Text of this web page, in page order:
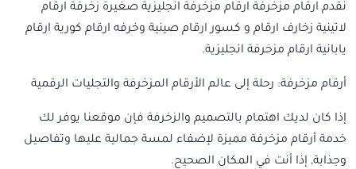
نقدم ارقام مزخرفة ارقام مزخرفة انجليزية صغيرة زخرفة ارقام
لاتينية زخارف ارقام و كسور ارقام صينية وخرفه ارقام كورية ارقام
يابانية ارقام مزخرفة انجليزية.
أرقام مزخرفة: رحلة إلى عالم الأرقام المزخرفة والتجليات الرقمية
إذا كان لديك اهتمام بالتصميم والزخرفة فإن موقعنا يوفر لك
خدمة أرقام مزخرفة مميزة لإضفاء لمسة جمالية عليها وتفاصيل
وجذابة, إذا أنت في المكان الصحيح.